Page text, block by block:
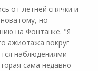
от летней спячки и
но
на Фонтанке. "Я
ажиотажа вокруг
наблюдениями
сама недавно